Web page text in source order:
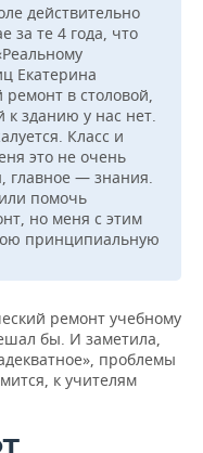
действительно
за те 4 года, что
Екатерина
в столовой,
зданию у нас нет.
Класс и
это не очень
главное — знания.
помочь
но меня с этим
принципиальную
ремонт учебному
бы. И заметила,
проблемы
к учителям